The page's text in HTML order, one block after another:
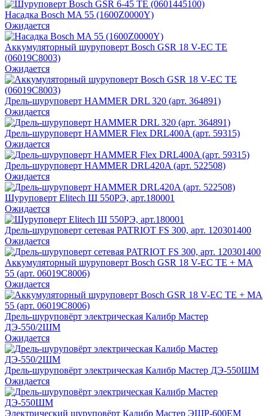
Насадка Bosch MA 55 (1600Z0000Y)
Ожидается
Аккумуляторный шуруповерт Bosch GSR 18 V-EC TE
(06019C8003)
Ожидается
Дрель-шуруповерт HAMMER DRL 320 (арт. 364891)
Ожидается
Дрель-шуруповерт HAMMER Flex DRL400A (арт. 59315)
Ожидается
Дрель-шуруповерт HAMMER DRL420A (арт. 522508)
Ожидается
Шуруповерт Elitech Ш 550РЭ, арт.180001
Ожидается
Дрель-шуруповерт сетевая PATRIOT FS 300, арт. 120301400
Ожидается
Аккумуляторный шуруповерт Bosch GSR 18 V-EC TE + MA
55 (арт. 06019C8006)
Ожидается
Дрель-шуруповёрт электрическая Калибр Мастер
ДЭ-550/2ШМ
Ожидается
Дрель-шуруповёрт электрическая Калибр Мастер ДЭ-550ШМ
Ожидается
Электрический шуруповёрт Калибр Мастер ЭШР-600ЕМ